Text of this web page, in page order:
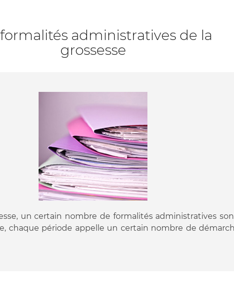
formalités administratives de la
grossesse
un certain nombre de formalités administratives
chaque période appelle un certain nombre de